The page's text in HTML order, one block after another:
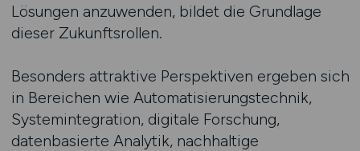
Lösungen anzuwenden, bildet die Grundlage
dieser Zukunftsrollen.
Besonders attraktive Perspektiven ergeben sich
in Bereichen wie Automatisierungstechnik,
Systemintegration, digitale Forschung,
datenbasierte Analytik, nachhaltige